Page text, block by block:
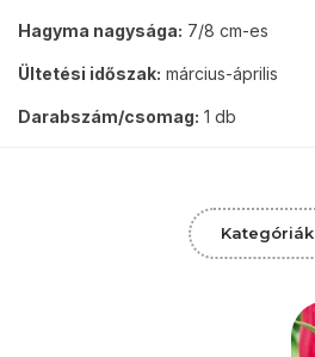
Hagyma nagysága: 7/8 cm-es
Ültetési időszak: március-április
Darabszám/csomag: 1 db
Kategóriák